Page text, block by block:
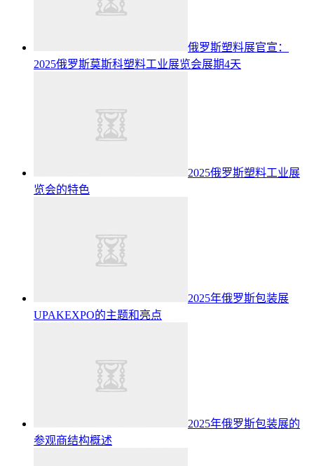
俄罗斯塑料展官宣：
2025俄罗斯莫斯科塑料工业展览会展期4天
2025俄罗斯塑料工业展
览会的特色
2025年俄罗斯包装展
UPAKEXPO的主题和亮点
2025年俄罗斯包装展的
参观商结构概述